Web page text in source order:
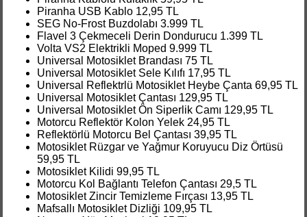
Piranha USB Kablo 12,95 TL
SEG No-Frost Buzdolabı 3.999 TL
Flavel 3 Çekmeceli Derin Dondurucu 1.399 TL
Volta VS2 Elektrikli Moped 9.999 TL
Universal Motosiklet Brandası 75 TL
Universal Motosiklet Sele Kılıfı 17,95 TL
Universal Reflektrlü Motosiklet Heybe Çanta 69,95 TL
Universal Motosiklet Çantası 129,95 TL
Universal Motosiklet Ön Siperlik Camı 129,95 TL
Motorcu Reflektör Kolon Yelek 24,95 TL
Reflektörlü Motorcu Bel Çantası 39,95 TL
Motosiklet Rüzgar ve Yağmur Koruyucu Diz Örtüsü
59,95 TL
Motosiklet Kilidi 99,95 TL
Motorcu Kol Bağlantı Telefon Çantası 29,5 TL
Motosiklet Zincir Temizleme Fırçası 13,95 TL
Mafsallı Motosiklet Dizliği 109,95 TL